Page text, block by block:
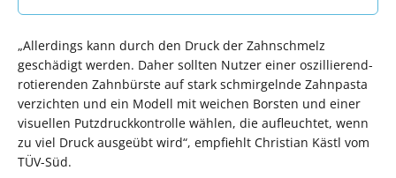
„Allerdings kann durch den Druck der Zahnschmelz
geschädigt werden. Daher sollten Nutzer einer oszillierend-
rotierenden Zahnbürste auf stark schmirgelnde Zahnpasta
verzichten und ein Modell mit weichen Borsten und einer
visuellen Putzdruckkontrolle wählen, die aufleuchtet, wenn
zu viel Druck ausgeübt wird“, empfiehlt Christian Kästl vom
TÜV-Süd.